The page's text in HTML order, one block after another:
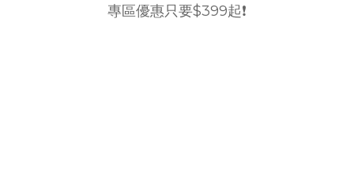
專區優惠只要$399起❗️